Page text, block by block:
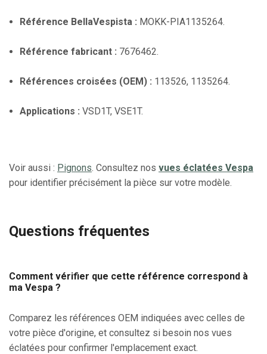
Référence BellaVespista : MOKK-PIA1135264.
Référence fabricant : 7676462.
Références croisées (OEM) : 113526, 1135264.
Applications : VSD1T, VSE1T.
Voir aussi : Pignons. Consultez nos vues éclatées Vespa
pour identifier précisément la pièce sur votre modèle.
Questions fréquentes
Comment vérifier que cette référence correspond à
ma Vespa ?
Comparez les références OEM indiquées avec celles de
votre pièce d'origine, et consultez si besoin nos vues
éclatées pour confirmer l'emplacement exact.